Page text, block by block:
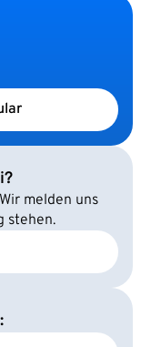
melden uns
stehen.